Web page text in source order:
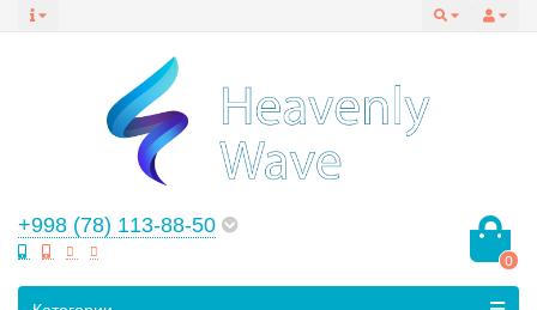
+998 (78) 113-88-50
0
Все категории